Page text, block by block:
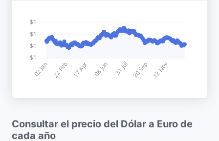
Consultar el precio del Dólar a Euro de
cada año